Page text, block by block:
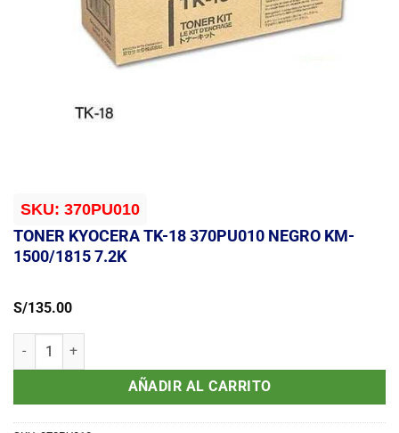
SKU: 370PU010
TONER KYOCERA TK-18 370PU010 NEGRO KM-
1500/1815 7.2K
S/135.00
TONER KYOCERA TK-18 370PU010 NEGRO KM-1500/1815 7.2K
AÑADIR AL CARRITO